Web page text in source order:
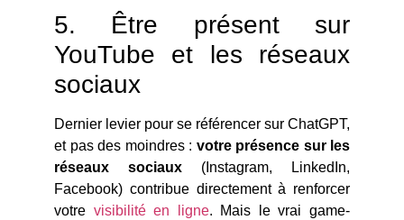
5. Être présent sur
YouTube et les réseaux
sociaux
Dernier levier pour se référencer sur ChatGPT,
et pas des moindres : votre présence sur les
réseaux sociaux (Instagram, LinkedIn,
Facebook) contribue directement à renforcer
votre visibilité en ligne. Mais le vrai game-